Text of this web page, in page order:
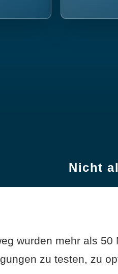
Nicht
wurden mehr als
zu testen, zu